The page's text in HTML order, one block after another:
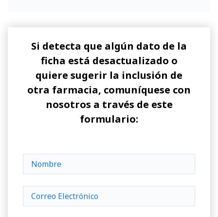
Si detecta que algún dato de la
ficha está desactualizado o
quiere sugerir la inclusión de
otra farmacia, comuníquese con
nosotros a través de este
formulario: